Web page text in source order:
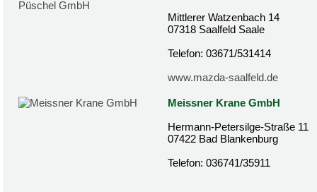
Mittlerer Watzenbach 14
07318 Saalfeld Saale
Telefon: 03671/531414
www.mazda-saalfeld.de
Meissner Krane GmbH
Hermann-Petersilge-Straße 11
07422 Bad Blankenburg
Telefon: 036741/35911